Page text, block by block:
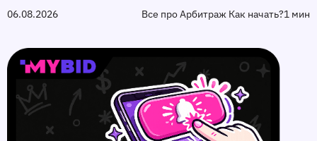
06.08.2026 Все про Арбитраж Как начать?1 мин